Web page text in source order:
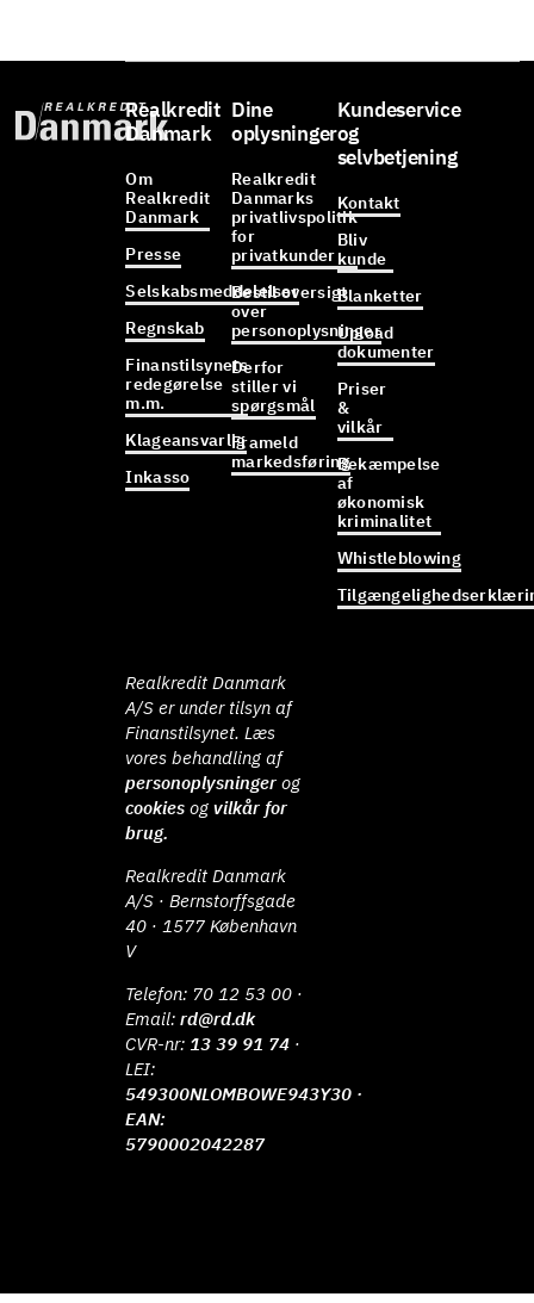
Realkredit
Danmark
Om
Realkredit
Danmark
Presse
Selskabsmeddelelser
Regnskab
Finanstilsynets
redegørelse
m.m.
Klageansvarlig
Inkasso
Dine
oplysninger
Realkredit
Danmarks
privatlivspolitik
for
privatkunder
Bestil oversigt
over
personoplysninger
Derfor
stiller vi
spørgsmål
Frameld
markedsføring
Kundeservice
og
selvbetjening
Kontakt
Bliv
kunde
Blanketter
Upload
dokumenter
Priser
&
vilkår
Bekæmpelse
af
økonomisk
kriminalitet
Whistleblowing
Realkredit Danmark
A/S er under tilsyn af
Finanstilsynet. Læs
vores behandling af
personoplysninger og
cookies ogvilkår for
brug.
Realkredit Danmark
A/S · Bernstorffsgade
40 · 1577 København
V
Telefon: 70 12 53 00 ·
Email:rd@rd.dk
CVR-nr: 13 39 91 74 ·
LEI:
549300NLOMBOWE943Y30 ·
EAN:
5790002042287